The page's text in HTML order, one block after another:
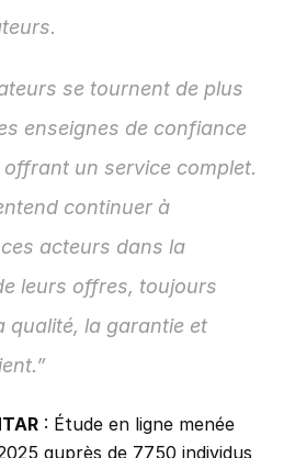
se tournent de plus
enseignes de confiance
un service complet.
continuer à
acteurs dans la
leurs offres, toujours
qualité, la garantie et
: Étude en ligne menée
auprès de 7750 individus